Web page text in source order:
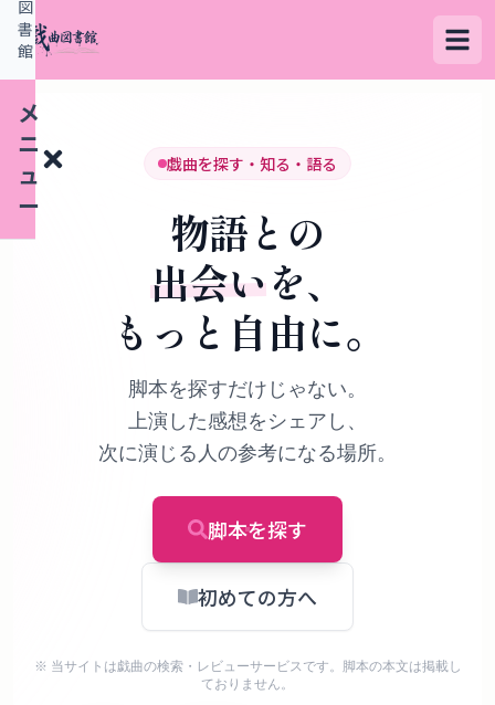
メ
ニ
ュ
ー
示
図
書
館
戯曲を探す・知る・語る
物語との
出会いを、
もっと自由に。
脚本を探すだけじゃない。
上演した感想をシェアし、
次に演じる人の参考になる場所。
脚本を探す
初めての方へ
※ 当サイトは戯曲の検索・レビューサービスです。脚本の本文は掲載し
ておりません。